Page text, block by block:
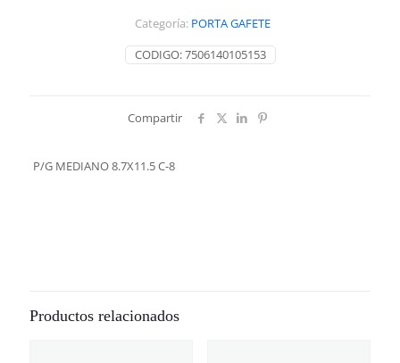
CODIGO:7506140105153
Categoría: PORTA GAFETE
Compartir
P/G MEDIANO 8.7X11.5 C-8
Productos relacionados